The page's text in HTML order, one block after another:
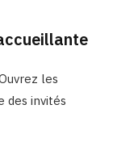
les
des invités